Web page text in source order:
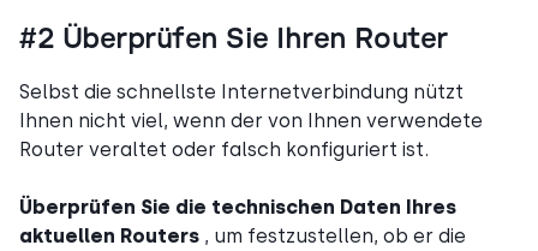
#2 Überprüfen Sie Ihren Router
Selbst die schnellste Internetverbindung nützt
Ihnen nicht viel, wenn der von Ihnen verwendete
Router veraltet oder falsch konfiguriert ist.
Überprüfen Sie die technischen Daten Ihres
aktuellen Routers , um festzustellen, ob er die